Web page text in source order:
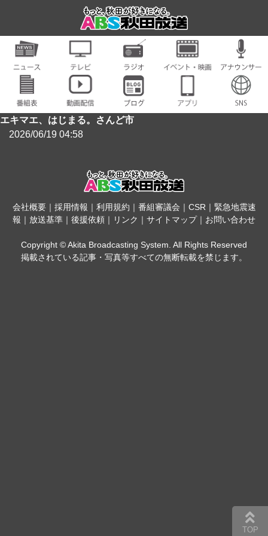
エキマエ、はじまる。さんど市
2026/06/19 04:58
会社概要｜ 採用情報 ｜ 利用規約 ｜ 番組審議会 ｜ CSR｜ 緊急地震速
報 ｜ 放送基準 ｜ 後援依頼 ｜ リンク ｜ サイトマップ｜ お問い合わせ
Copyright © Akita Broadcasting System. All Rights Reserved
掲載されている記事・写真等すべての無断転載を禁じます。